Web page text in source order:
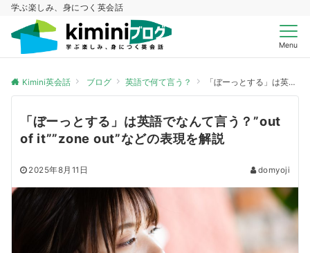
学ぶ楽しみ、身につく英会話
Menu
Kimini英会話 ブログ 英語で何て言う？ 「ぼーっとする」は英語でなんて言う？”out of it””zone out”などの表現を解説
「ぼーっとする」は英語でなんて言う？”out
of it””zone out”などの表現を解説
2025年8月11日 domyoji